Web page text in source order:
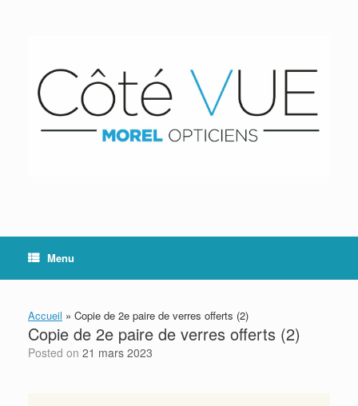
Menu
Accueil » Copie de 2e paire de verres offerts (2)
Copie de 2e paire de verres offerts (2)
Posted on 21 mars 2023